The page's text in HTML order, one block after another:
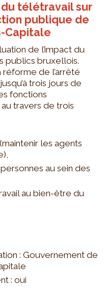
du télétravail sur
publique de
Capitale
de l’impact du
publics bruxellois.
réforme de l’arrêté
trois jours de
fonctions
travers de trois
les agents
au sein des
au bien-être du
: Gouvernement de
: oui